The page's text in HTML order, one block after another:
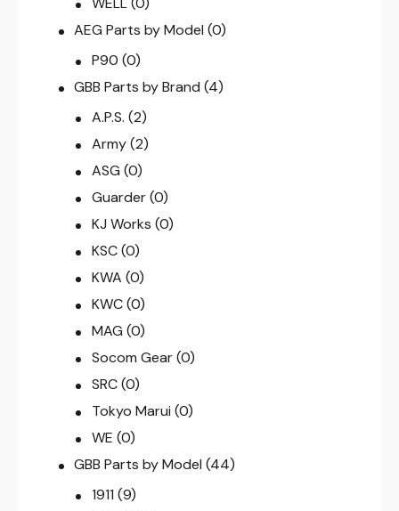
AEG Parts by Model (0)
P90 (0)
GBB Parts by Brand (4)
A.P.S. (2)
Army (2)
ASG (0)
Guarder (0)
KJ Works (0)
KSC (0)
KWA (0)
KWC (0)
MAG (0)
Socom Gear (0)
SRC (0)
Tokyo Marui (0)
WE (0)
GBB Parts by Model (44)
1911 (9)